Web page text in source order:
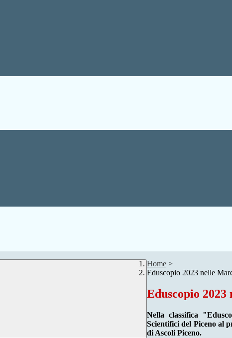
Home >
Eduscopio 2023 nelle
Eduscopio
Nella classifica
Scientifici del Piceno al
di Ascoli Piceno.